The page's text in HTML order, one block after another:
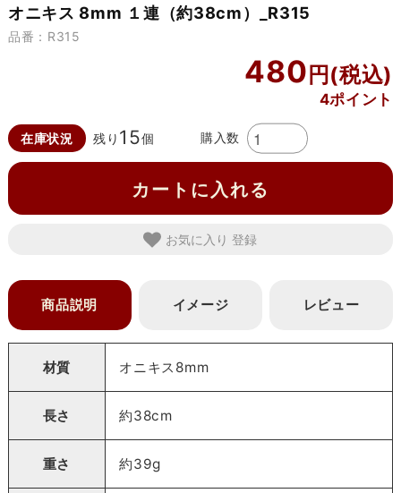
オニキス 8mm １連（約38cm）_R315
品番：R315
480
4ポイント
在庫状況 残り 15個 購入数
カートに入れる
お気に入り
商品説明 イメージ レビュー
材質 オニキス8mm
長さ 約38cm
重さ 約39g